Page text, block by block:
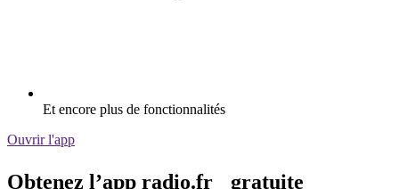
Et encore plus de fonctionnalités
Ouvrir l'app
Obtenez l’app radio.fr gratuite